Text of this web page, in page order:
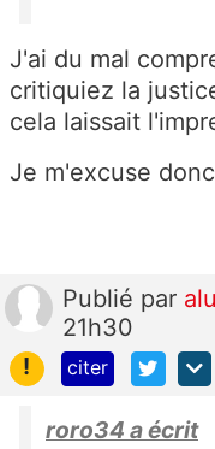
J'ai du mal
critiquiez la
cela laissait
Je m'excuse
Publié par
21h30
!
citer
roro34 a écrit